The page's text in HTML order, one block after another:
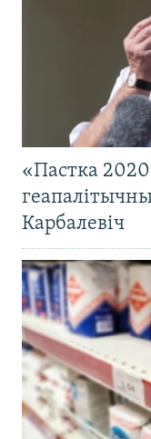
«Пастка
Карбалевіч